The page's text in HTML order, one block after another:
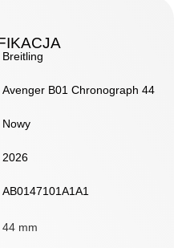
Breitling
Avenger B01 Chronograph 44
Nowy
2026
AB0147101A1A1
44 mm